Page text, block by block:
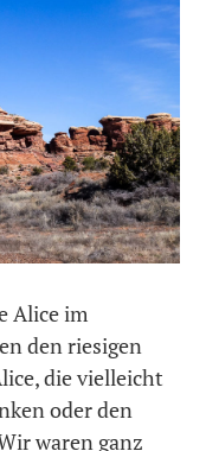
Alice im
den riesigen
die vielleicht
oder den
waren ganz